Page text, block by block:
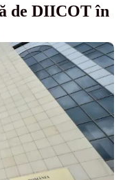
de DIICOT în